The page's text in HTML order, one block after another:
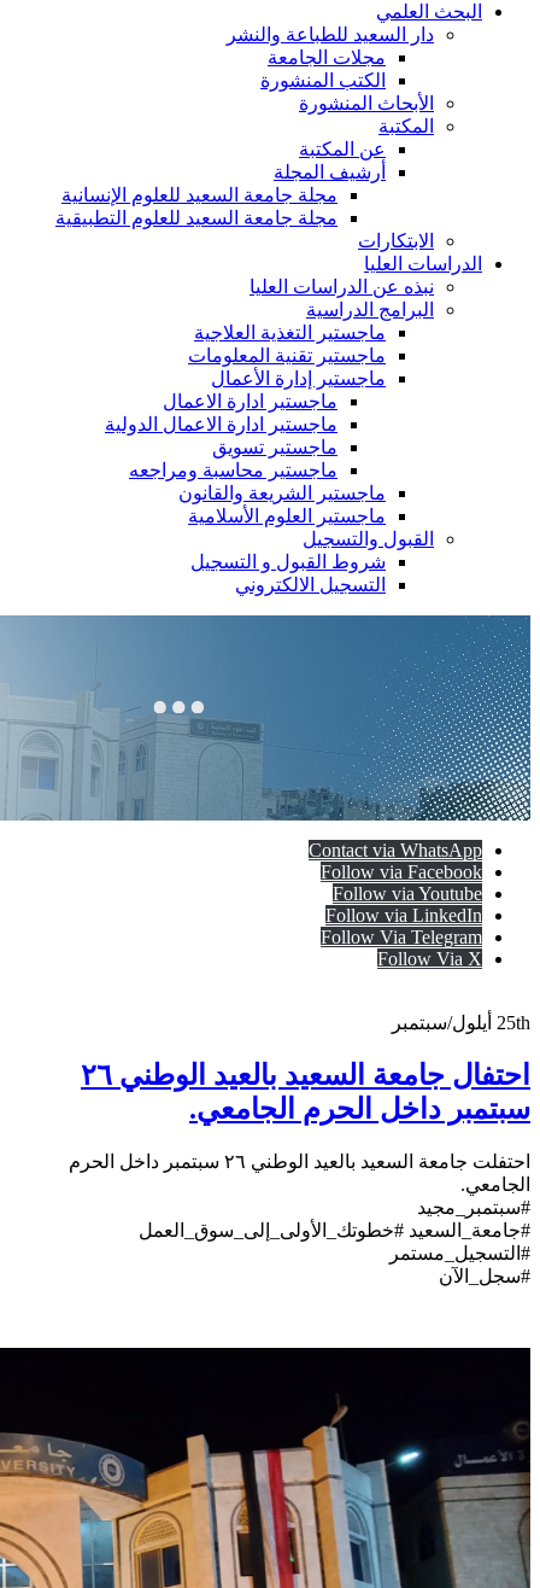
البحث العلمي
دار السعيد للطباعة والنشر
مجلات الجامعة
الكتب المنشورة
الأبحاث المنشورة
المكتبة
عن المكتبة
أرشيف المجلة
مجلة جامعة السعيد للعلوم الإنسانية
مجلة جامعة السعيد للعلوم التطبيقية
الابتكارات
الدراسات العليا
نبذه عن الدراسات العليا
البرامج الدراسية
ماجستير التغذية العلاجية
ماجستير تقنية المعلومات
ماجستير إدارة الأعمال
ماجستير ادارة الاعمال
ماجستير ادارة الاعمال الدولية
ماجستير تسويق
ماجستير محاسبة ومراجعه
ماجستير الشريعة والقانون
ماجستير العلوم الأسلامية
القبول والتسجيل
شروط القبول و التسجيل
التسجيل الالكتروني
Contact via WhatsApp
Follow via Facebook
Follow via Youtube
Follow via LinkedIn
Follow Via Telegram
Follow Via X
25th أيلول/سبتمبر
احتفال جامعة السعيد بالعيد الوطني ٢٦
سبتمبر داخل الحرم الجامعي.
احتفلت جامعة السعيد بالعيد الوطني ٢٦ سبتمبر داخل الحرم
الجامعي.
#سبتمبر_مجيد
#جامعة_السعيد #خطوتك_الأولى_إلى_سوق_العمل
#التسجيل_مستمر
#سجل_الآن